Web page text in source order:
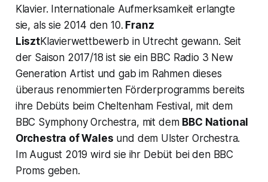
Klavier. Internationale Aufmerksamkeit erlangte
sie, als sie 2014 den 10. Franz
LisztKlavierwettbewerb in Utrecht gewann. Seit
der Saison 2017/18 ist sie ein BBC Radio 3 New
Generation Artist und gab im Rahmen dieses
überaus renommierten Förderprogramms bereits
ihre Debüts beim Cheltenham Festival, mit dem
BBC Symphony Orchestra, mit dem BBC National
Orchestra of Wales und dem Ulster Orchestra.
Im August 2019 wird sie ihr Debüt bei den BBC
Proms geben.